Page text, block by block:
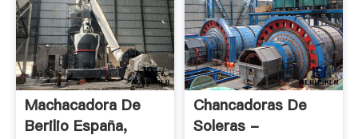
Machacadora De
Berilio España,
Chancadoras De
Soleras -